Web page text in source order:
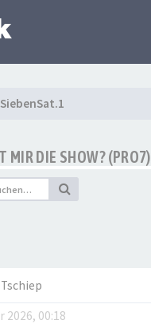
MIR DIE SHOW? (PRO7)
2026, 00:18